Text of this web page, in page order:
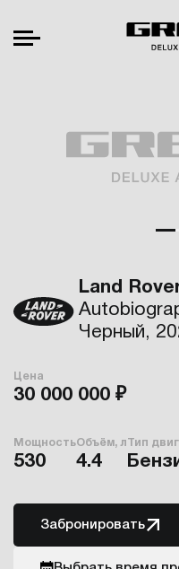
Land
Черный,
Цена
30 000 000 ₽
Мощность
530
Объём, л
4.4
Тип
Забронировать